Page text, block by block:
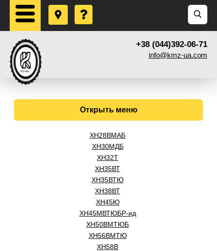
+38 (044)392-06-71
info@kmz-ua.com
Открыть меню
ХН28ВМАБ
ХН30МДБ
ХН32Т
ХН35ВТ
ХН35ВТЮ
ХН38ВТ
ХН45Ю
ХН45МВТЮБР-ид
ХН50ВМТЮБ
ХН56ВМТЮ
ХН58В